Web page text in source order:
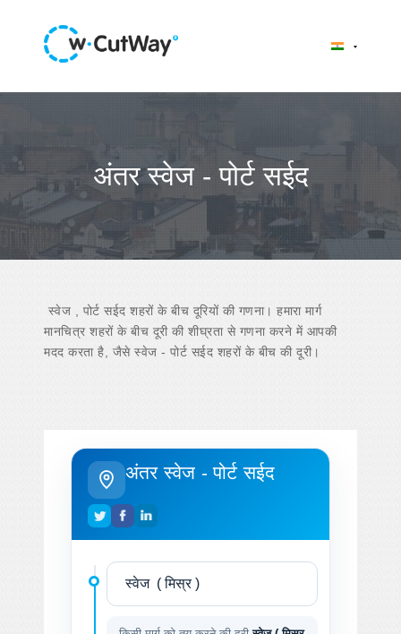
अंतर स्वेज - पोर्ट सईद
स्वेज , पोर्ट सईद शहरों के बीच दूरियों की गणना। हमारा मार्ग
मानचित्र शहरों के बीच दूरी की शीघ्रता से गणना करने में आपकी
मदद करता है, जैसे स्वेज - पोर्ट सईद शहरों के बीच की दूरी।
अंतर स्वेज - पोर्ट सईद